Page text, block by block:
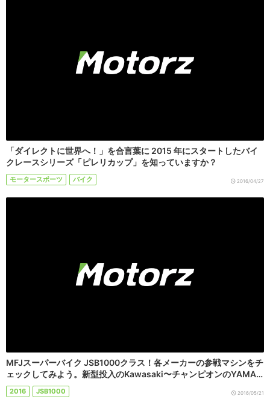
「ダイレクトに世界へ！」を合言葉に 2015 年にスタートしたバイ
クレースシリーズ「ピレリカップ」を知っていますか？
モータースポーツ バイク 2016/04/27
MFJスーパーバイク JSB1000クラス！各メーカーの参戦マシンをチ
ェックしてみよう。新型投入のKawasaki〜チャンピオンのYAMA…
2016 JSB1000 2016/05/21